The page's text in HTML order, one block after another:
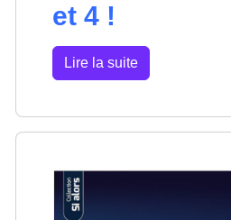
et 4 !
Lire la suite